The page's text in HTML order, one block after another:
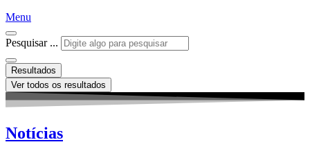
Menu
Pesquisar ...
Resultados
Ver todos os resultados
Notícias